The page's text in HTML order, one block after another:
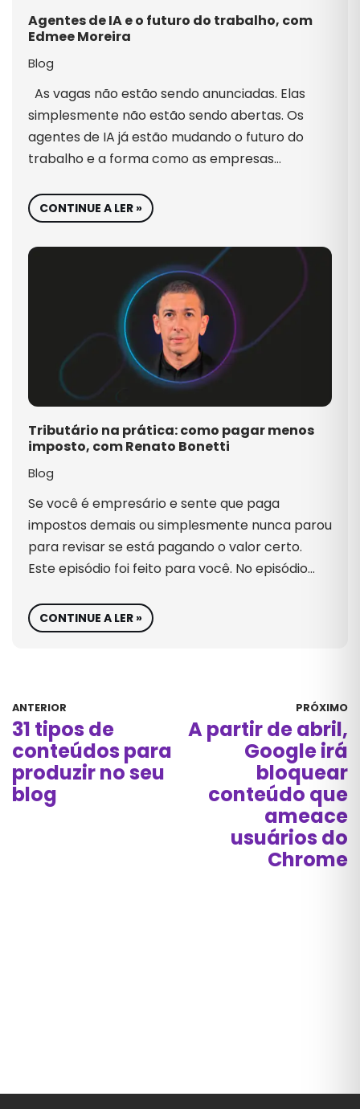
Agentes de IA e o futuro do trabalho, com
Edmee Moreira
Blog
As vagas não estão sendo anunciadas. Elas
simplesmente não estão sendo abertas. Os
agentes de IA já estão mudando o futuro do
trabalho e a forma como as empresas…
CONTINUE A LER »
Tributário na prática: como pagar menos
imposto, com Renato Bonetti
Blog
Se você é empresário e sente que paga
impostos demais ou simplesmente nunca parou
para revisar se está pagando o valor certo.
Este episódio foi feito para você. No episódio…
CONTINUE A LER »
ANTERIOR
31 tipos de
conteúdos para
produzir no seu
blog
PRÓXIMO
A partir de abril,
Google irá
bloquear
conteúdo que
ameace
usuários do
Chrome